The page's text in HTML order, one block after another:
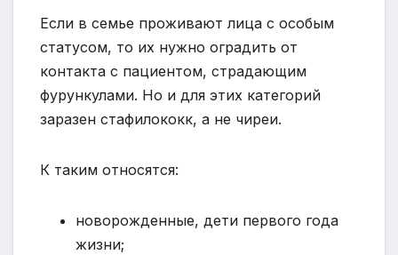
Если в семье проживают лица с особым
статусом, то их нужно оградить от
контакта с пациентом, страдающим
фурункулами. Но и для этих категорий
заразен стафилококк, а не чиреи.
К таким относятся:
новорожденные, дети первого года
жизни;